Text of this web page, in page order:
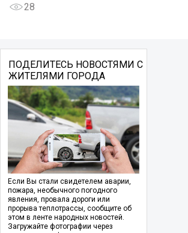
28
ПОДЕЛИТЕСЬ НОВОСТЯМИ С
ЖИТЕЛЯМИ ГОРОДА
Если Вы стали свидетелем аварии,
пожара, необычного погодного
явления, провала дороги или
прорыва теплотрассы, сообщите об
этом в ленте народных новостей.
Загружайте фотографии через